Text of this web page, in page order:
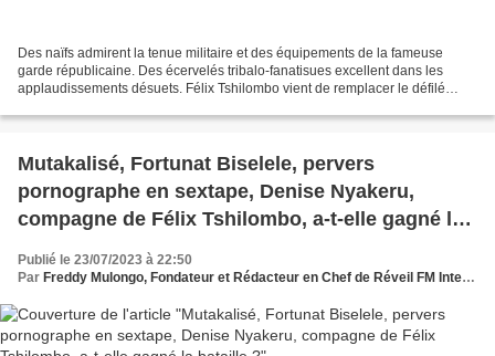
Des naïfs admirent la tenue militaire et des équipements de la fameuse
garde républicaine. Des écervelés tribalo-fanatisues excellent dans les
applaudissements désuets. Félix Tshilombo vient de remplacer le défilé
Mutakalisé, Fortunat Biselele, pervers
pornographe en sextape, Denise Nyakeru,
compagne de Félix Tshilombo, a-t-elle gagné la
bataille ?
Publié le 23/07/2023 à 22:50
Par Freddy Mulongo, Fondateur et Rédacteur en Chef de Réveil FM International